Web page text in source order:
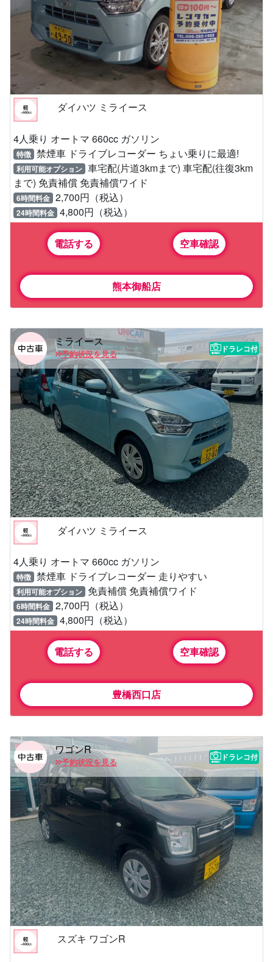
ダイハツ ミライース
4人乗り オートマ 660cc ガソリン
特徴 禁煙車 ドライブレコーダー ちょい乗りに最適!
利用可能オプション 車宅配(片道3kmまで) 車宅配(往復3km
まで) 免責補償 免責補償ワイド
6時間料金 2,700円（税込）
24時間料金 4,800円（税込）
電話する 空車確認
熊本御船店
ミライース
予約状況を見る
ドラレコ付
ダイハツ ミライース
4人乗り オートマ 660cc ガソリン
特徴 禁煙車 ドライブレコーダー 走りやすい
利用可能オプション 免責補償 免責補償ワイド
6時間料金 2,700円（税込）
24時間料金 4,800円（税込）
電話する 空車確認
豊橋西口店
ワゴンR
予約状況を見る
ドラレコ付
スズキ ワゴンR